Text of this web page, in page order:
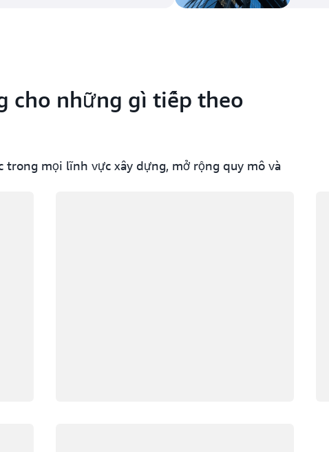
cho những gì tiếp theo
trong mọi lĩnh vực xây dựng, mở rộng quy mô và